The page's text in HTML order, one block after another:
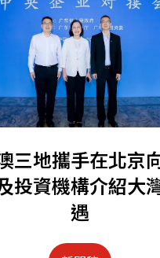
三地攜手在北京
投資機構介紹大
遇